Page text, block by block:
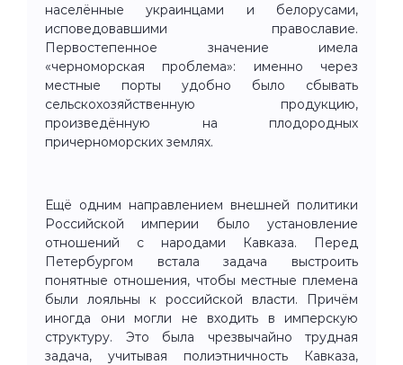
населённые украинцами и белорусами,
исповедовавшими православие.
Первостепенное значение имела
«черноморская проблема»: именно через
местные порты удобно было сбывать
сельскохозяйственную продукцию,
произведённую на плодородных
причерноморских землях.
Ещё одним направлением внешней политики
Российской империи было установление
отношений с народами Кавказа. Перед
Петербургом встала задача выстроить
понятные отношения, чтобы местные племена
были лояльны к российской власти. Причём
иногда они могли не входить в имперскую
структуру. Это была чрезвычайно трудная
задача, учитывая полиэтничность Кавказа,